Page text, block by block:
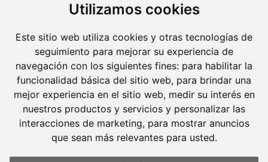
Utilizamos cookies
Este sitio web utiliza cookies y otras tecnologías de
seguimiento para mejorar su experiencia de
navegación con los siguientes fines: para habilitar la
funcionalidad básica del sitio web, para brindar una
mejor experiencia en el sitio web, medir su interés en
nuestros productos y servicios y personalizar las
interacciones de marketing, para mostrar anuncios
que sean más relevantes para usted.
Molins Defensa Penal
és una boutique de Dret Penal amb dedicació
exclusiva.